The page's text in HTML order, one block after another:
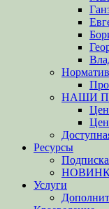
НАШИ
Ресурсы
Подписка
Услуги